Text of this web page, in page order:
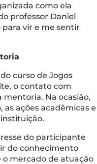
como ela
professor Daniel
vir e me sentir
curso de Jogos
o contato com
Na ocasião,
ações acadêmicas e
do participante
do conhecimento
mercado de atuação